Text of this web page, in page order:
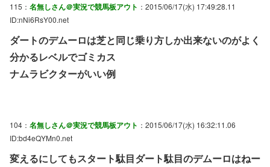
115： 名無しさん＠実況で競馬板アウト ：2015/06/17(水) 17:49:28.11
ID:nNi6RsY00.net
ダートのデムーロは芝と同じ乗り方しか出来ないのがよく
分かるレベルでゴミカス
ナムラビクターがいい例
104： 名無しさん＠実況で競馬板アウト ：2015/06/17(水) 16:32:11.06
ID:bd4eQYMn0.net
変えるにしてもスタート駄目ダート駄目のデムーロはねー